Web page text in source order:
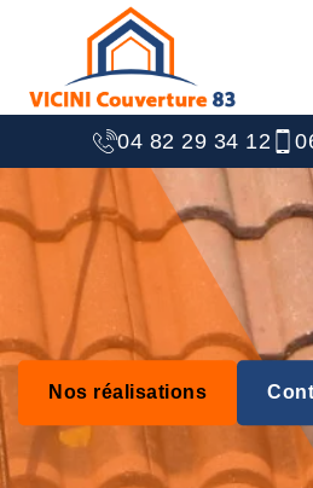
04 82 29 34 12
Nos réalisations